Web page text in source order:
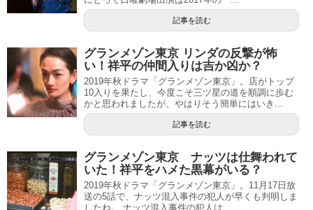
記事を読む
グランメゾン東京 リンダの反撃が怖
い！祥平の仲間入りは吉か凶か？
2019年秋ドラマ「グランメゾン東京」。店がトップ
10入りを果たし、今度こそ三ツ星の道を順調に歩む
かと思われましたが、やはりそう簡単にはいき...
記事を読む
グランメゾン東京 ナッツは仕舞われて
いた！祥平をハメた黒幕がいる？
2019年秋ドラマ「グランメゾン東京」。11月17日放
送の5話で、ナッツ混入事件の犯人が早くも判明しま
したね。 ナッツ混入事件の犯人は...